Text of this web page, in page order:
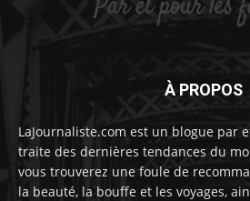
À PROPOS
LaJournaliste.com est un blogue par
traite des dernières tendances du
vous trouverez une foule de
la beauté, la bouffe et les voyages,